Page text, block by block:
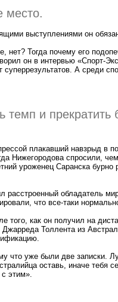
место.
выступлениями он
Тогда почему его
он в интервью «Спорт-
А среди
и прекратить
плакавший навзрыд в
Нижегородова спросили,
уроженец Саранска бурно
расстроенный обладатель
что все-таки
того, как он получил на
Толлента из
что уже были две записки.
оставь, иначе тебя
этим».